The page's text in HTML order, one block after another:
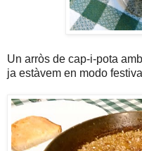
Un arròs de cap-i-pota
ja estàvem en modo